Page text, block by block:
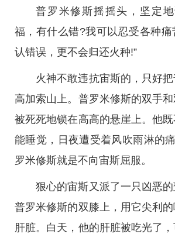
普罗米修斯摇摇头，坚定
福，有什么错?我可以忍受各种
认错误，更不会归还火种!”
火神不敢违抗宙斯的，只好
高加索山上。普罗米修斯的双手和
被死死地锁在高高的悬崖上。他
能睡觉，日夜遭受着风吹雨淋的
罗米修斯就是不向宙斯屈服。
狠心的宙斯又派了一只凶恶
普罗米修斯的双膝上，用它尖利
肝脏。白天，他的肝脏被吃光了，